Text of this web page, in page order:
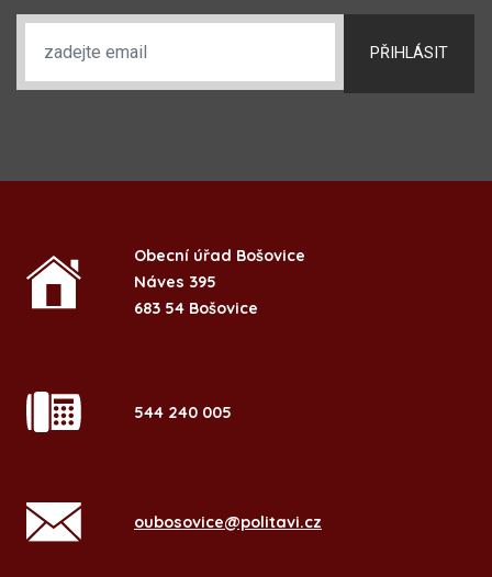
PŘIHLÁSIT
Obecní úřad Bošovice
Náves 395
683 54 Bošovice
544 240 005
oubosovice@politavi.cz